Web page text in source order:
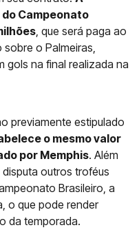
Campeonato
, que será paga ao
o Palmeiras,
gols na final realizada na
previamente estipulado
o mesmo valor
por Memphis. Além
outros troféus
Brasileiro, a
o que pode render
da temporada.